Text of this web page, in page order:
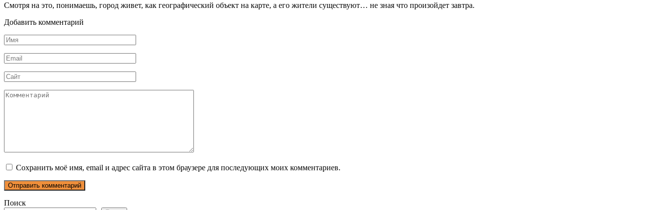
Смотря на это, понимаешь, город живет, как географический объект на карте, а его жители существуют… не зная что произойдет завтра.
Добавить комментарий
Имя
*
Email
*
Сайт
Комментарий
Сохранить моё имя, email и адрес сайта в этом браузере для последующих моих комментариев.
Поиск